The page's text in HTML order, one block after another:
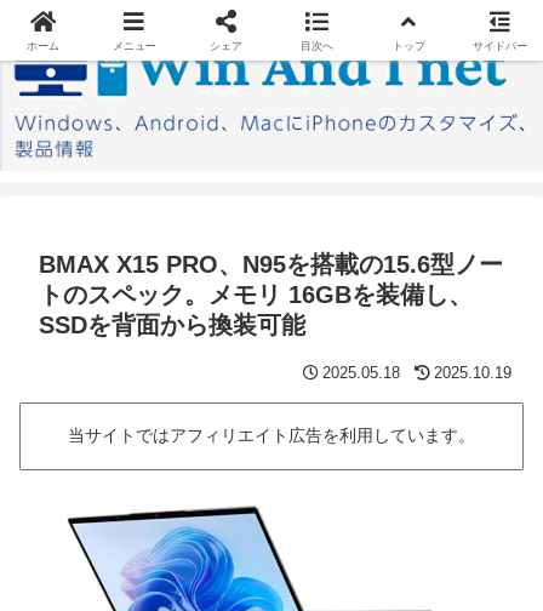
BMAX X15 PRO、N95を搭載の15.6型ノー
トのスペック。メモリ 16GBを装備し、
SSDを背面から換装可能
2025.05.18 2025.10.19
当サイトではアフィリエイト広告を利用しています。
ホーム メニュー シェア 目次へ トップ サイドバー